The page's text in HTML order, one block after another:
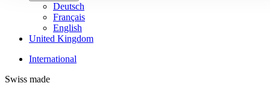
Deutsch
Français
English
United Kingdom
International
Swiss made